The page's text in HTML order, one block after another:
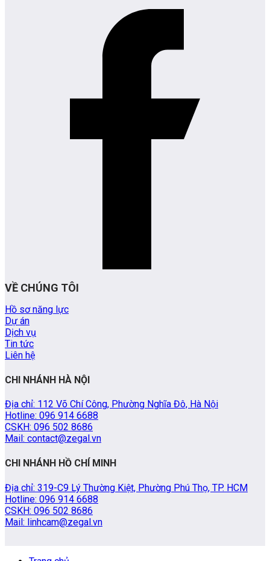
VỀ CHÚNG TÔI
Hồ sơ năng lực
Dự án
Dịch vụ
Tin tức
Liên hệ
CHI NHÁNH HÀ NỘI
Địa chỉ: 112 Võ Chí Công, Phường Nghĩa Đô, Hà Nội
Hotline: 096 914 6688
CSKH: 096 502 8686
Mail: contact@zegal.vn
CHI NHÁNH HỒ CHÍ MINH
Địa chỉ: 319-C9 Lý Thường Kiệt, Phường Phú Thọ, TP. HCM
Hotline: 096 914 6688
CSKH: 096 502 8686
Mail: linhcam@zegal.vn